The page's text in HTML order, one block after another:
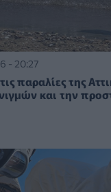
- 20:27
παραλίες της
και την